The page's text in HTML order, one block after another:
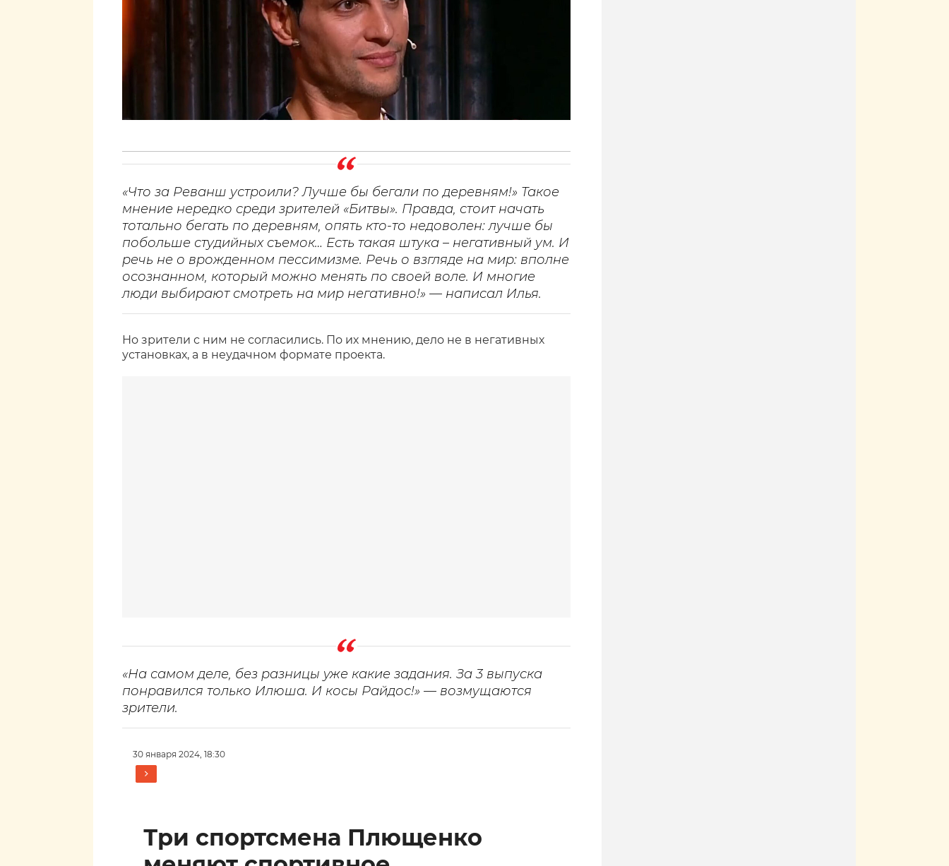
«Что за Реванш устроили? Лучше бы бегали по деревням!» Такое
мнение нередко среди зрителей «Битвы». Правда, стоит начать
тотально бегать по деревням, опять кто-то недоволен: лучше бы
побольше студийных съемок… Есть такая штука – негативный ум. И
речь не о врожденном пессимизме. Речь о взгляде на мир: вполне
осознанном, который можно менять по своей воле. И многие
люди выбирают смотреть на мир негативно!» — написал Илья.
Но зрители с ним не согласились. По их мнению, дело не в негативных
установках, а в неудачном формате проекта.
«На самом деле, без разницы уже какие задания. За 3 выпуска
понравился только Илюша. И косы Райдос!» — возмущаются
зрители.
30 января 2024, 18:30
Три спортсмена Плющенко